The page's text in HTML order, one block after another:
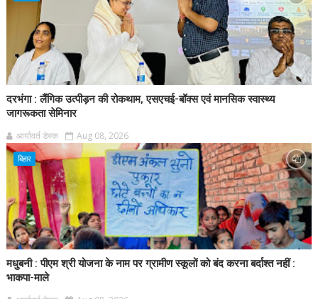
दरभंगा : लैंगिक उत्पीड़न की रोकथाम, एसएचई-बॉक्स एवं मानसिक स्वास्थ्य
जागरूकता सेमिनार
आर्यावर्त डेस्क Aug 08, 2026
बिहार
मधुबनी : पीएम श्री योजना के नाम पर ग्रामीण स्कूलों को बंद करना बर्दाश्त नहीं :
भाकपा-माले